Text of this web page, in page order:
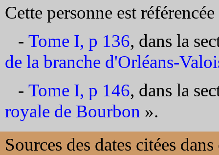
Cette personne est
- Tome I, p 136, dans la
de la branche d'Orléans-
- Tome I, p 146, dans la
royale de Bourbon ».
Sources des dates citées